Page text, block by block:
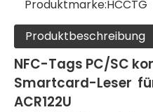
Produktmarke:HCCTG
Produktbeschreibung
NFC-Tags PC/SC
Smartcard-Leser
ACR122U